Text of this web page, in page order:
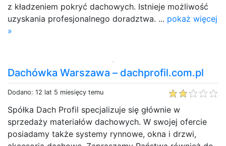
z kładzeniem pokryć dachowych. Istnieje możliwość
uzyskania profesjonalnego doradztwa. ... pokaż więcej
»
Dachówka Warszawa – dachprofil.com.pl
Dodano: 12 lat 5 miesięcy temu
Spółka Dach Profil specjalizuje się głównie w
sprzedaży materiałów dachowych. W swojej ofercie
posiadamy także systemy rynnowe, okna i drzwi,